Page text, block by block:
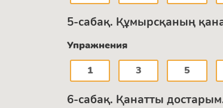
5-сабақ. Құмырсқаның
Упражнения
1
3 5
6-сабақ. Қанатты